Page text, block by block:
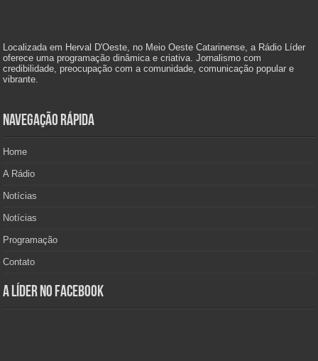
Localizada em Herval D'Oeste, no Meio Oeste Catarinense, a Rádio Líder
oferece uma programação dinâmica e criativa. Jornalismo com
credibilidade, preocupação com a comunidade, comunicação popular e
vibrante.
Navegação Rápida
Home
A Rádio
Notícias
Notícias
Programação
Contato
A Líder no Facebook